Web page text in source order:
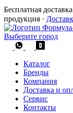
Бесплатная
продукция ·
Выберите город
Каталог
Бренды
Компания
Доставка и
Сервис
Контакты